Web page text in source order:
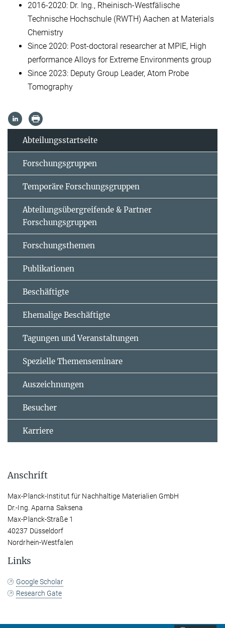
2016-2020: Dr. Ing., Rheinisch-Westfälische
Technische Hochschule (RWTH) Aachen at Materials
Chemistry
Since 2020: Post-doctoral researcher at MPIE, High
performance Alloys for Extreme Environments group
Since 2023: Deputy Group Leader, Atom Probe
Tomography
Abteilungsstartseite
Forschungsgruppen
Temporäre Forschungsgruppen
Abteilungsübergreifende & Partner
Forschungsgruppen
Forschungsthemen
Publikationen
Beschäftigte
Ehemalige Beschäftigte
Tagungen und Veranstaltungen
Spezielle Themenseminare
Auszeichnungen
Besucher
Karriere
Anschrift
Max-Planck-Institut für Nachhaltige Materialien GmbH
Dr.-Ing. Aparna Saksena
Max-Planck-Straße 1
40237 Düsseldorf
Nordrhein-Westfalen
Links
Google Scholar
Research Gate